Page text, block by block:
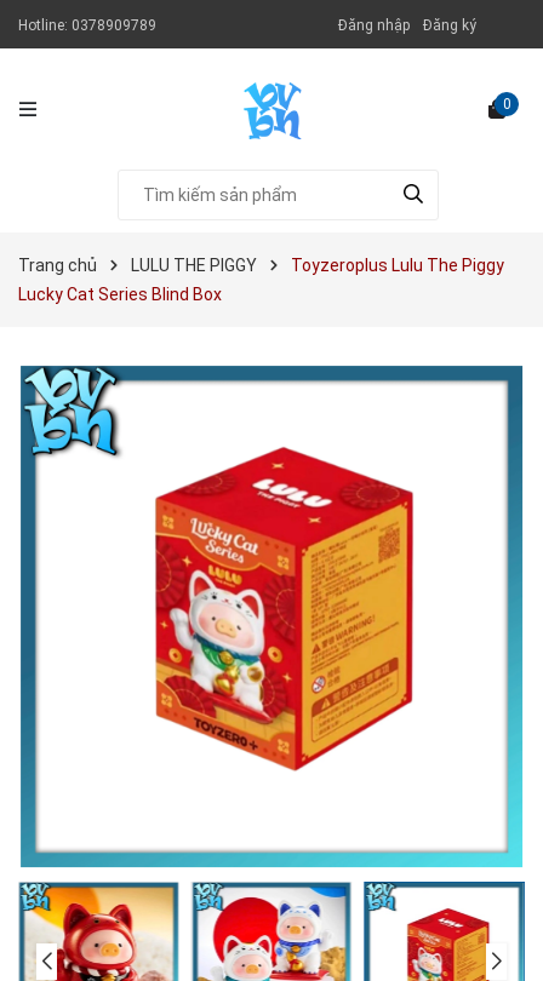
Hotline: 0378909789 Đăng nhập Đăng ký
0
Trang chủ LULU THE PIGGY
Toyzeroplus Lulu The Piggy
Lucky Cat Series Blind Box